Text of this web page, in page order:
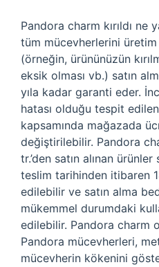
Pandora charm kırıldı ne
tüm mücevherlerini üretim
(örneğin, ürününüzün
eksik olması vb.) satın
yıla kadar garanti eder.
hatası olduğu tespit
kapsamında mağazada
değiştirilebilir. Pandora
tr.’den satın alınan
teslim tarihinden itibaren
edilebilir ve satın alma
mükemmel durumdaki
edilebilir. Pandora charm
Pandora mücevherleri,
mücevherin kökenini